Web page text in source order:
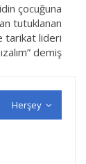
çocuğuna
tutuklanan
tarikat lideri
demiş
Herşey